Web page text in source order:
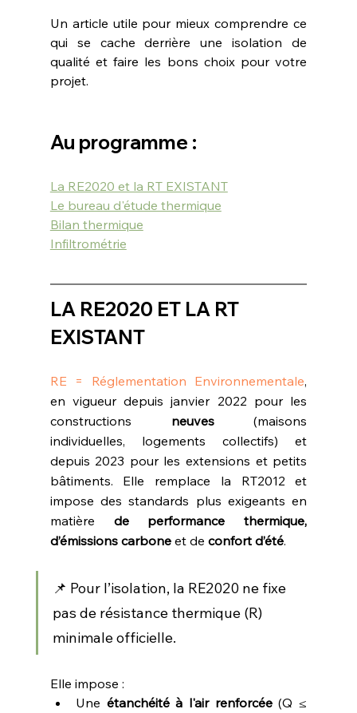
Un article utile pour mieux comprendre ce
qui se cache derrière une isolation de
qualité et faire les bons choix pour votre
projet.
Au programme :
La RE2020 et la RT EXISTANT
Le bureau d'étude thermique
Bilan thermique
Infiltrométrie
LA RE2020 ET LA RT
EXISTANT
RE = Réglementation Environnementale,
en vigueur depuis janvier 2022 pour les
constructions neuves (maisons
individuelles, logements collectifs) et
depuis 2023 pour les extensions et petits
bâtiments. Elle remplace la RT2012 et
impose des standards plus exigeants en
matière de performance thermique,
d’émissions carbone et de confort d’été.
📌 Pour l’isolation, la RE2020 ne fixe
pas de résistance thermique (R)
minimale officielle.
Elle impose :
Une étanchéité à l'air renforcée (Q ≤